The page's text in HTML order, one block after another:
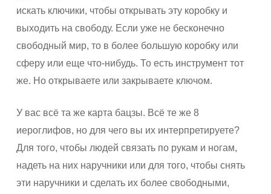
искать ключики, чтобы открывать эту коробку и
выходить на свободу. Если уже не бесконечно
свободный мир, то в более большую коробку или
сферу или еще что-нибудь. То есть инструмент тот
же. Но открываете или закрываете ключом.
У вас всё та же карта бацзы. Всё те же 8
иероглифов, но для чего вы их интерпретируете?
Для того, чтобы людей связать по рукам и ногам,
надеть на них наручники или для того, чтобы снять
эти наручники и сделать их более свободными,